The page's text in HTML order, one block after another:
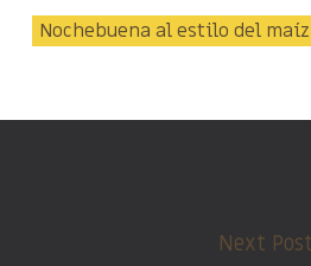
Nochebuena al estilo del
Next Post